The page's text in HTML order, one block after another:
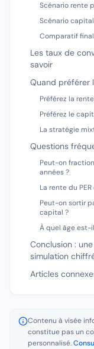
Scénario rente
Scénario
Comparatif final
Les taux de
savoir
Quand préférer
Préférez la
Préférez le
La stratégie
Questions
Peut-on
années ?
La rente du
Peut-on sortir
capital ?
À quel âge est-
Conclusion :
simulation
Articles
Contenu à visée
constitue pas un
personnalisé.